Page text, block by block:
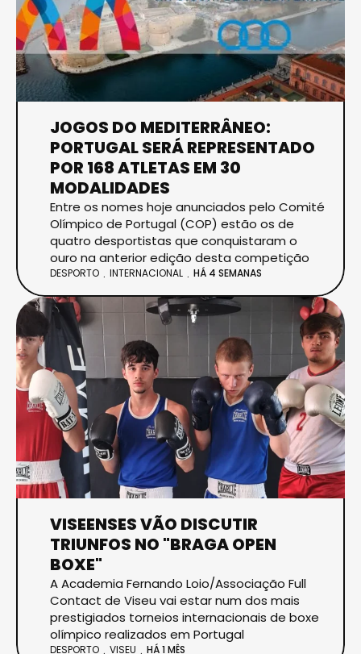
JOGOS DO MEDITERRÂNEO:
PORTUGAL SERÁ REPRESENTADO
POR 168 ATLETAS EM 30
MODALIDADES
Entre os nomes hoje anunciados pelo Comité
Olímpico de Portugal (COP) estão os de
quatro desportistas que conquistaram o
ouro na anterior edição desta competição
DESPORTO INTERNACIONAL HÁ 4 SEMANAS
VISEENSES VÃO DISCUTIR
TRIUNFOS NO "BRAGA OPEN
BOXE"
A Academia Fernando Loio/Associação Full
Contact de Viseu vai estar num dos mais
prestigiados torneios internacionais de boxe
olímpico realizados em Portugal
DESPORTO VISEU HÁ 1 MÊS